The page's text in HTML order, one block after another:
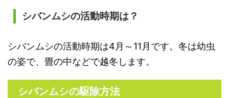
シバンムシの活動時期は？
シバンムシの活動時期は4月～11月です。冬は幼虫
の姿で、畳の中などで越冬します。
シバンムシの駆除方法